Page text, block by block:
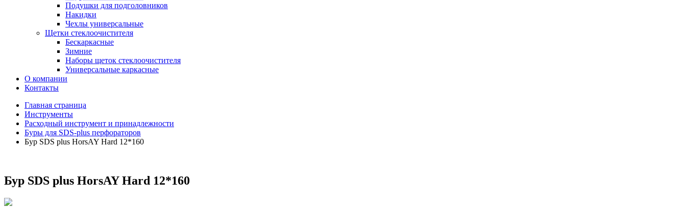
Подушки для подголовников
Накидки
Чехлы универсальные
Щетки стеклоочистителя
Бескаркасные
Зимние
Наборы щеток стеклоочистителя
Универсальные каркасные
О компании
Контакты
Главная страница
Инструменты
Расходный инструмент и принадлежности
Буры для SDS-plus перфораторов
Бур SDS plus HorsAY Hard 12*160
Бур SDS plus HorsAY Hard 12*160